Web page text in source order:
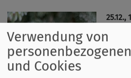
25.12.,
Zur
ist
Verwendung von
und Cookies